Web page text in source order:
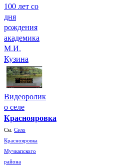
100 лет со
дня
рождения
академика
М.И.
Кузина
Видеоролик
о селе
Краснояровка
См. Село
Краснояровка
Мучкапского
района